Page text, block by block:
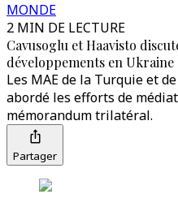
MONDE
2 MIN DE LECTURE
Cavusoglu et Haavisto
développements en Ukraine
Les MAE de la Turquie et
abordé les efforts de
mémorandum trilatéral.
Partager